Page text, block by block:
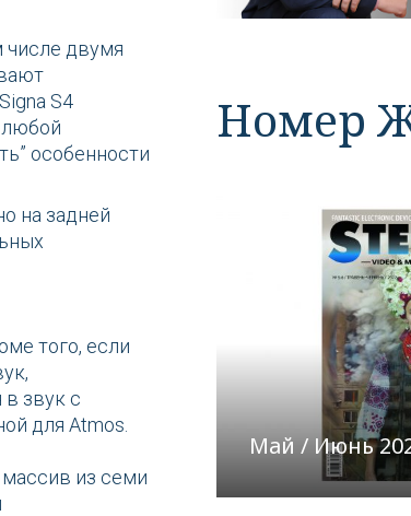
двумя
S4
любой
особенности
на задней
того, если
звук с
для Atmos.
из семи
Номер
Май / Июнь